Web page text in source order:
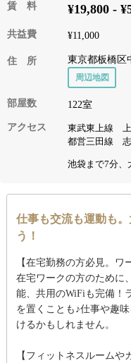
賃 料 ¥19,800 -
共益費 ¥11,000
住 所 東京都板橋区
周辺地図
部屋数 122室
アクセス
東武東上線
都営三田線
池袋まで7分、
仕事も交流も運動も
う！
【在宅勤務の方必見。ワ
在宅ワークの方のために
能、共用のWiFiも完備！
を置くことも♪仕事や趣
けるかもしれません。
【フィットネスルームや